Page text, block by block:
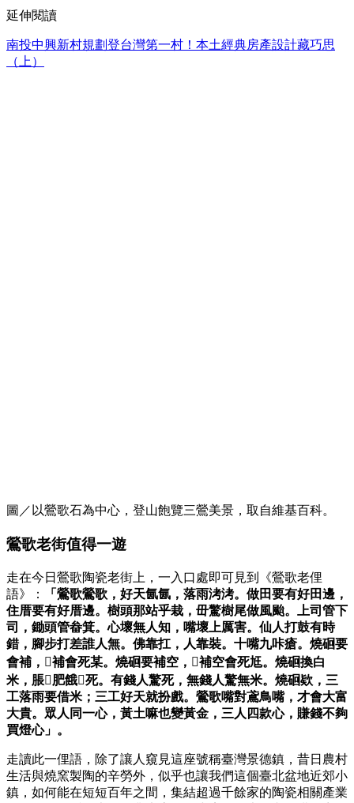
延伸閱讀
南投中興新村規劃登台灣第一村！本土經典房產設計藏巧思
（上）
圖／以鶯歌石為中心，登山飽覽三鶯美景，取自維基百科。
鶯歌老街值得一遊
走在今日鶯歌陶瓷老街上，一入口處即可見到《鶯歌老俚
語》：
「鶯歌鶯歌，好天氤氤，落雨洘洘。做田要有好田邊，
住厝要有好厝邊。樹頭那站乎栽，毌驚樹尾做風颱。上司管下
司，鋤頭管畚箕。心壞無人知，嘴壞上厲害。仙人打鼓有時
錯，腳步打差誰人無。佛靠扛，人靠裝。十嘴九咔瘡。燒硘要
會補，𣍐補會死某。燒硘要補空，𣍐補空會死尪。燒硘換白
米，脹𣍐肥餓𣍐死。有錢人驚死，無錢人驚無米。燒硘欵，三
工落雨要借米；三工好天就扮戲。鶯歌嘴對鳶鳥嘴，才會大富
大貴。眾人同一心，黃土嘛也變黃金，三人四款心，賺錢不夠
買燈心」。
走讀此一俚語，除了讓人窺見這座號稱臺灣景德鎮，昔日農村
生活與燒窯製陶的辛勞外，似乎也讓我們這個臺北盆地近郊小
鎮，如何能在短短百年之間，集結超過千餘家的陶瓷相關產業